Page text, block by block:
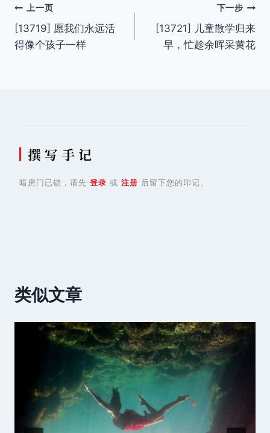
文
章
上一页
[13719] 愿我们永远活
得像个孩子一样
下一步
[13721] 儿童散学归来
早，忙趁余晖采黄花
撰 写 手 记
暗房门已锁，请先 登录 或 注册 后留下您的印记。
类似文章